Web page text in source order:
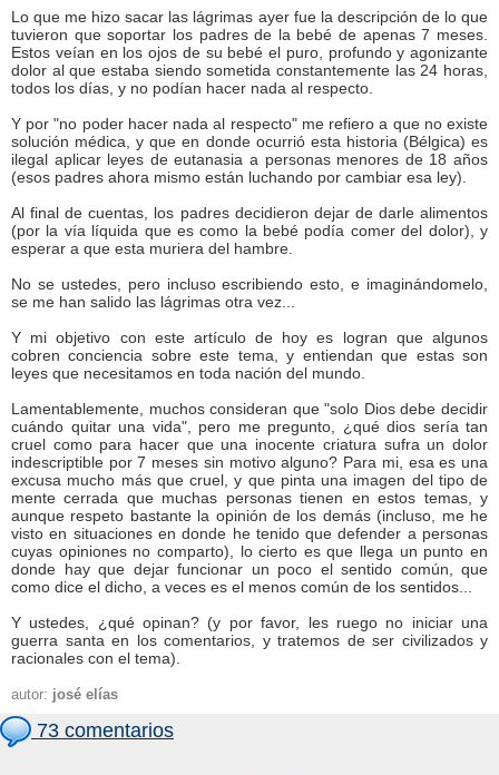
Lo que me hizo sacar las lágrimas ayer fue la descripción de lo que
tuvieron que soportar los padres de la bebé de apenas 7 meses.
Estos veían en los ojos de su bebé el puro, profundo y agonizante
dolor al que estaba siendo sometida constantemente las 24 horas,
todos los días, y no podían hacer nada al respecto.
Y por "no poder hacer nada al respecto" me refiero a que no existe
solución médica, y que en donde ocurrió esta historia (Bélgica) es
ilegal aplicar leyes de eutanasia a personas menores de 18 años
(esos padres ahora mismo están luchando por cambiar esa ley).
Al final de cuentas, los padres decidieron dejar de darle alimentos
(por la vía líquida que es como la bebé podía comer del dolor), y
esperar a que esta muriera del hambre.
No se ustedes, pero incluso escribiendo esto, e imaginándomelo,
se me han salido las lágrimas otra vez...
Y mi objetivo con este artículo de hoy es logran que algunos
cobren conciencia sobre este tema, y entiendan que estas son
leyes que necesitamos en toda nación del mundo.
Lamentablemente, muchos consideran que "solo Dios debe decidir
cuándo quitar una vida", pero me pregunto, ¿qué dios sería tan
cruel como para hacer que una inocente criatura sufra un dolor
indescriptible por 7 meses sin motivo alguno? Para mi, esa es una
excusa mucho más que cruel, y que pinta una imagen del tipo de
mente cerrada que muchas personas tienen en estos temas, y
aunque respeto bastante la opinión de los demás (incluso, me he
visto en situaciones en donde he tenido que defender a personas
cuyas opiniones no comparto), lo cierto es que llega un punto en
donde hay que dejar funcionar un poco el sentido común, que
como dice el dicho, a veces es el menos común de los sentidos...
Y ustedes, ¿qué opinan? (y por favor, les ruego no iniciar una
guerra santa en los comentarios, y tratemos de ser civilizados y
racionales con el tema).
autor: josé elías
73 comentarios